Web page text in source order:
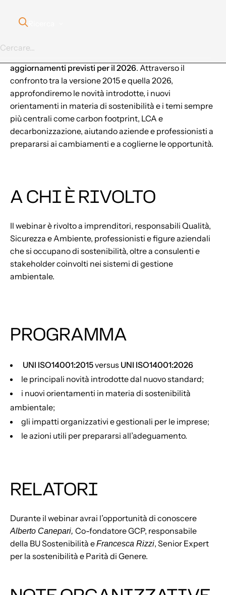
PERCHÉ PARTECIPARE?
aggiornamenti previsti per il 2026. Attraverso il
confronto tra la versione 2015 e quella 2026,
approfondiremo le novità introdotte, i nuovi
orientamenti in materia di sostenibilità e i temi sempre
più centrali come carbon footprint, LCA e
decarbonizzazione, aiutando aziende e professionisti a
prepararsi ai cambiamenti e a coglierne le opportunità.
A CHI È RIVOLTO
Il webinar è rivolto a imprenditori, responsabili Qualità,
Sicurezza e Ambiente, professionisti e figure aziendali
che si occupano di sostenibilità, oltre a consulenti e
stakeholder coinvolti nei sistemi di gestione
ambientale.
PROGRAMMA
UNI ISO14001:2015versus UNI ISO14001:2026
le principali novità introdotte dal nuovo standard;
i nuovi orientamenti in materia di sostenibilità
ambientale;
gli impatti organizzativi e gestionali per le imprese;
le azioni utili per prepararsi all’adeguamento.
RELATORI
Durante il webinar avrai l’opportunità di conoscere
Alberto Canepari, Co-fondatore GCP, responsabile
della BU Sostenibilità eFrancesca Rizzi, Senior Expert
per la sostenibilità e Parità di Genere.